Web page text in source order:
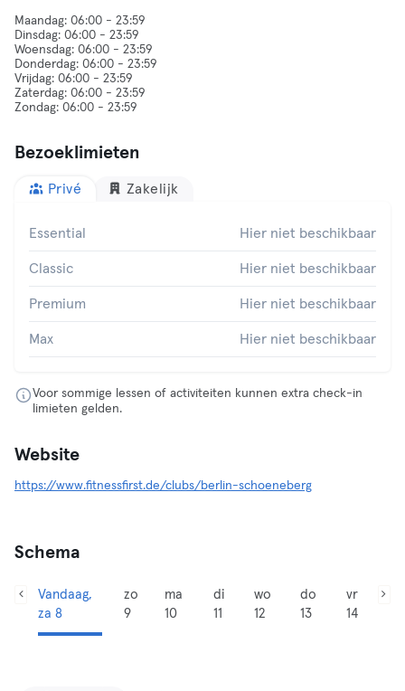
Maandag: 06:00 - 23:59
Dinsdag: 06:00 - 23:59
Woensdag: 06:00 - 23:59
Donderdag: 06:00 - 23:59
Vrijdag: 06:00 - 23:59
Zaterdag: 06:00 - 23:59
Bezoeklimieten
Privé Zakelijk
Essential Hier niet beschikbaar
Classic Hier niet beschikbaar
Premium Hier niet beschikbaar
Max Hier niet beschikbaar
Voor sommige lessen of activiteiten kunnen extra check-in
limieten gelden.
Website
https://www.fitnessfirst.de/clubs/berlin-schoeneberg
Schema
Vandaag,
za 8
zo
9
ma
10
di
11
wo
12
do
13
vr
14